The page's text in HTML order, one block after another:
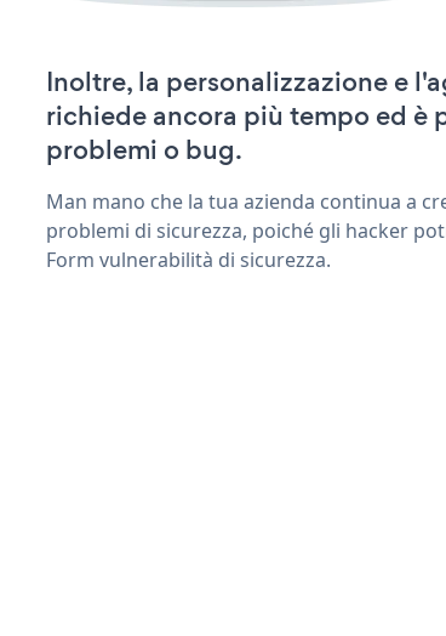
Inoltre, la personalizzazione e
richiede ancora più tempo ed è
problemi o bug.
Man mano che la tua azienda continua a
problemi di sicurezza, poiché gli hacker
Form vulnerabilità di sicurezza.